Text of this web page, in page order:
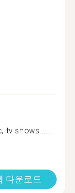
tv shows......
다운로드